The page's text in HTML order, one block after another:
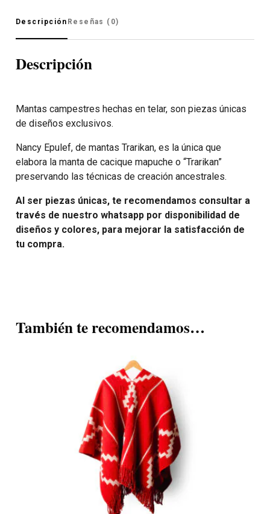
Descripción Reseñas (0)
Descripción
Mantas campestres hechas en telar, son piezas únicas
de diseños exclusivos.
Nancy Epulef, de mantas Trarikan, es la única que
elabora la manta de cacique mapuche o “Trarikan”
preservando las técnicas de creación ancestrales.
Al ser piezas únicas, te recomendamos consultar a
través de nuestro whatsapp por disponibilidad de
diseños y colores, para mejorar la satisfacción de
tu compra.
También te recomendamos…